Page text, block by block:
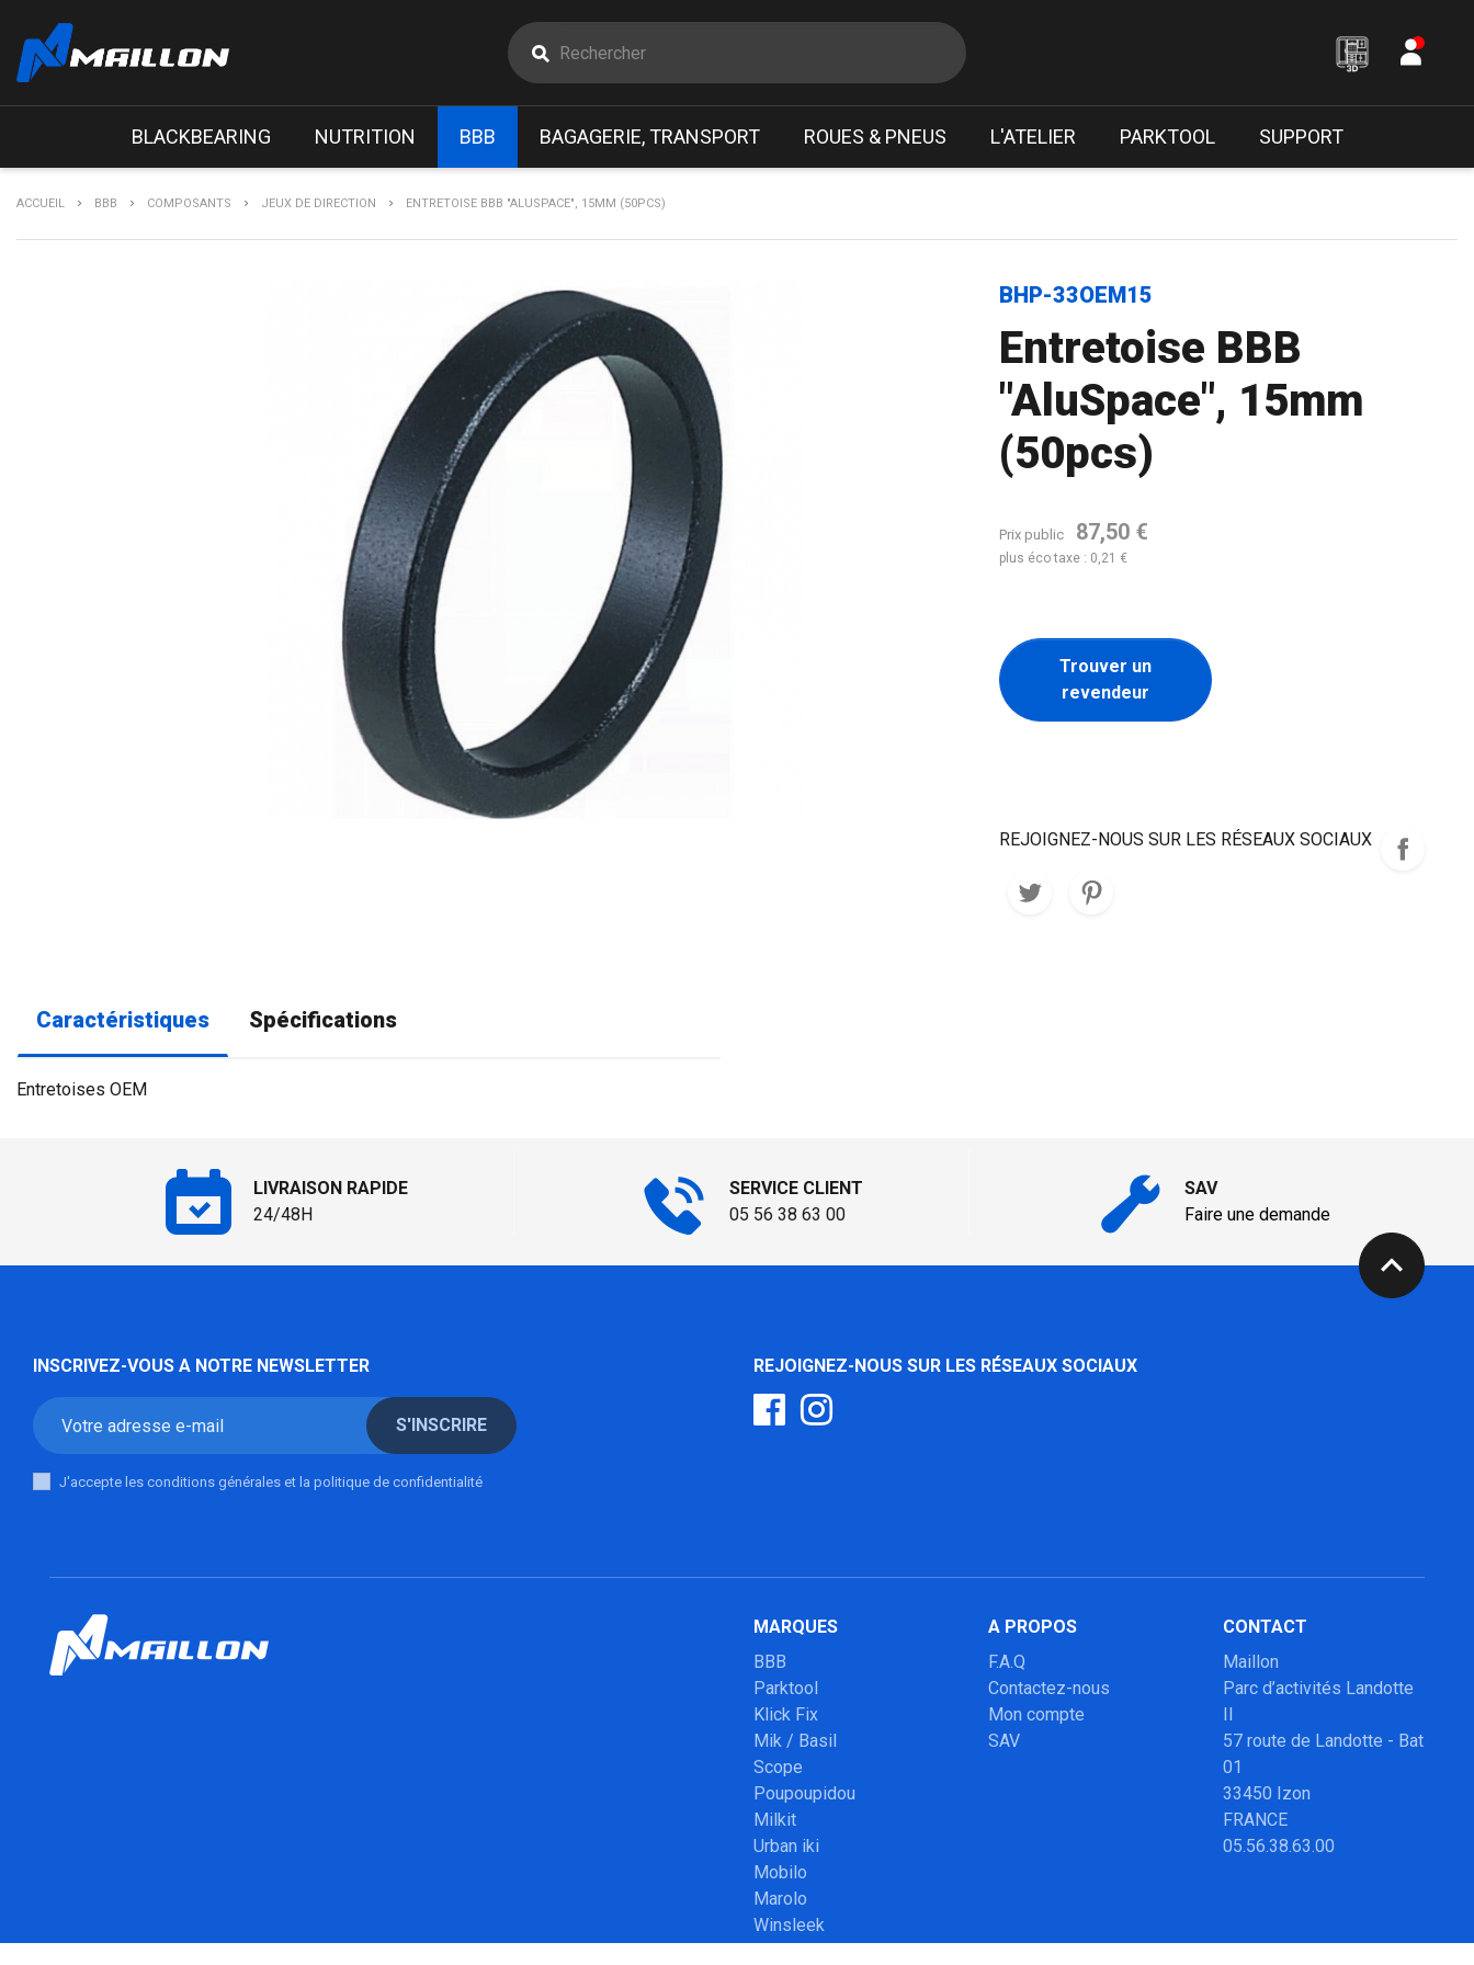
BLACKBEARING NUTRITION BBB BAGAGERIE, TRANSPORT ROUES & PNEUS L'ATELIER PARKTOOL SUPPORT
ACCUEIL BBB COMPOSANTS JEUX DE DIRECTION ENTRETOISE BBB "ALUSPACE", 15MM (50PCS)
BHP-33OEM15
Entretoise BBB
"AluSpace", 15mm
(50pcs)
Prix public 87,50 €
plus éco taxe : 0,21 €
Trouver un
revendeur
REJOIGNEZ-NOUS SUR LES RÉSEAUX SOCIAUX
Caractéristiques Spécifications
Entretoises OEM
LIVRAISON RAPIDE
24/48H
SERVICE CLIENT
05 56 38 63 00
SAV
Faire une demande
expand_less
INSCRIVEZ-VOUS A NOTRE NEWSLETTER
S'INSCRIRE
J'accepte les conditions générales et la politique de confidentialité
REJOIGNEZ-NOUS SUR LES RÉSEAUX SOCIAUX
MARQUES
BBB
Parktool
Klick Fix
Mik / Basil
Scope
Poupoupidou
Milkit
Urban iki
Mobilo
Marolo
Winsleek
A PROPOS
F.A.Q
Contactez-nous
Mon compte
SAV
CONTACT
Maillon
Parc d’activités Landotte
II
57 route de Landotte - Bat
01
33450 Izon
FRANCE
05.56.38.63.00